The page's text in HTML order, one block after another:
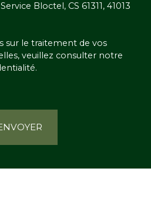
Bloctel, CS 61311, 41013
sur le traitement de vos
veuillez consulter notre
.